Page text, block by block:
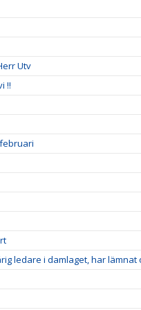
Utv
!!
ledare i damlaget, har lämnat